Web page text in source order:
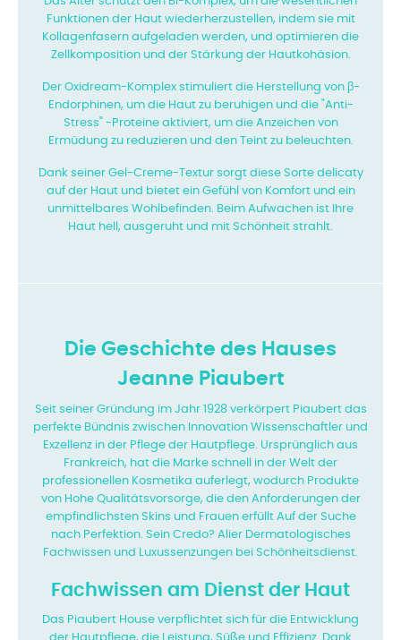
Funktionen der Haut wiederherzustellen, indem sie mit
Kollagenfasern aufgeladen werden, und optimieren die
Zellkomposition und der Stärkung der Hautkohäsion.
Der Oxidream-Komplex stimuliert die Herstellung von β-
Endorphinen, um die Haut zu beruhigen und die "Anti-
Stress" -Proteine aktiviert, um die Anzeichen von
Ermüdung zu reduzieren und den Teint zu beleuchten.
Dank seiner Gel-Creme-Textur sorgt diese Sorte delicaty
auf der Haut und bietet ein Gefühl von Komfort und ein
unmittelbares Wohlbefinden. Beim Aufwachen ist Ihre
Haut hell, ausgeruht und mit Schönheit strahlt.
Die Geschichte des Hauses
Jeanne Piaubert
Seit seiner Gründung im Jahr 1928 verkörpert Piaubert das
perfekte Bündnis zwischen Innovation Wissenschaftler und
Exzellenz in der Pflege der Hautpflege. Ursprünglich aus
Frankreich, hat die Marke schnell in der Welt der
professionellen Kosmetika auferlegt, wodurch Produkte
von Hohe Qualitätsvorsorge, die den Anforderungen der
empfindlichsten Skins und Frauen erfüllt Auf der Suche
nach Perfektion. Sein Credo? Alier Dermatologisches
Fachwissen und Luxussenzungen bei Schönheitsdienst.
Fachwissen am Dienst der Haut
Das Piaubert House verpflichtet sich für die Entwicklung